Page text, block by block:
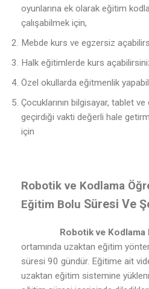
oyunlarına ek olarak eğitim
çalışabilmek için,
Mebde kurs ve egzersiz
Halk eğitimlerde kurs
Özel okullarda eğitmenlik
Çocuklarının bilgisayar, tablet
geçirdiği vakti değerli hale
için
Robotik ve Kodlama
Eğitim Bolu Süresi Ve
Robotik ve Kodlama
ortamında uzaktan eğitim
süresi 90 gündür. Eğitime ait
uzaktan eğitim sistemine